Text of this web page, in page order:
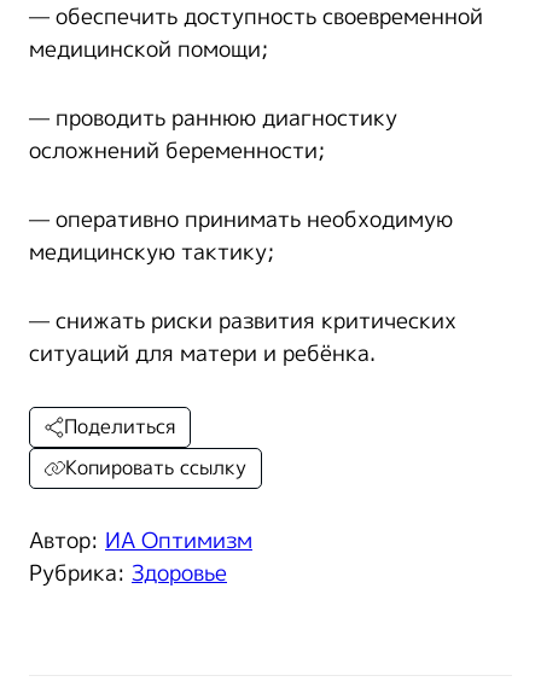
— обеспечить доступность своевременной
медицинской помощи;
— проводить раннюю диагностику
осложнений беременности;
— оперативно принимать необходимую
медицинскую тактику;
— снижать риски развития критических
ситуаций для матери и ребёнка.
Автор: ИА Оптимизм
Рубрика: Здоровье
Поделиться
Копировать ссылку